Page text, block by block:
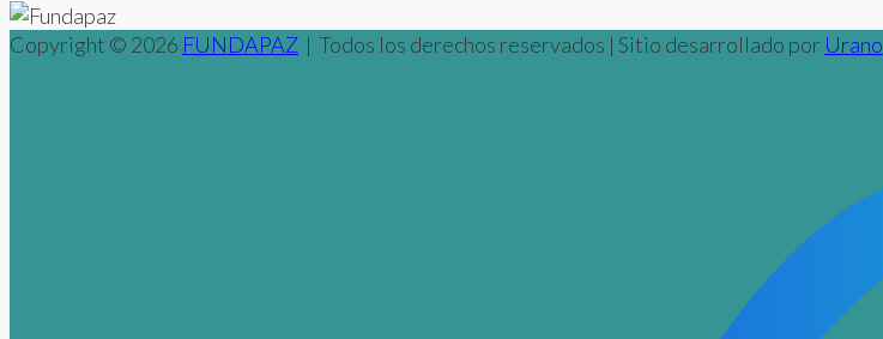
Copyright © 2026 FUNDAPAZ | Todos los derechos reservados | Sitio desarrollado por Urano